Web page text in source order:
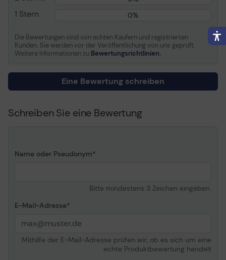
Packungsmenge
4 (Spezifikationen gelten
Produkttyp
Marker - für Glas,
Whiteboard, Porzellan
2 mm
Nachfüllbar
Ja
Merkmale
xylenfrei, toluolfrei,
Verschiedenes
Schaft
Polypropylen
Box
1 Stern 0%
Die Bewertungen sind von echten Käufern und registrierten
Kunden. Sie werden vor der Veröffentlichung von uns geprüft.
Weitere Informationen zu Bewertungsrichtlinien.
Eine Bewertung schreiben
Schreiben Sie eine Bewertung
Name oder Pseudonym
Bitte mindestens 3 Zeichen eingeben.
E-Mail-Adresse
Mithilfe der E-Mail-Adresse prüfen wir, ob es sich um eine
echte Produktbewertung handelt